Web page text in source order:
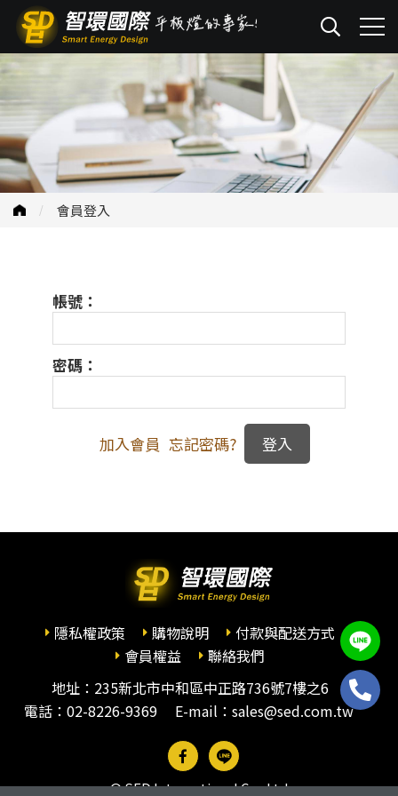
會員登入
帳號：
密碼：
加入會員 忘記密碼?
隱私權政策 購物說明
付款與配送方式
會員權益
聯絡我們
地址：235新北市中和區中正路736號7樓之6
電話： 02-8226-9369 E-mail：sales@sed.com.tw
© SED International Co., Ltd